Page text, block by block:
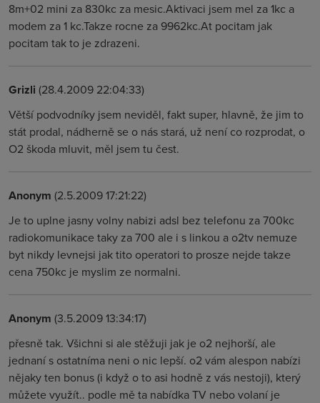
8m+02 mini za 830kc za mesic.Aktivaci jsem mel za 1kc a
modem za 1 kc.Takze rocne za 9962kc.At pocitam jak
pocitam tak to je zdrazeni.
Grizli (28.4.2009 22:04:33)
Větší podvodníky jsem neviděl, fakt super, hlavně, že jim to
stát prodal, nádherně se o nás stará, už není co rozprodat, o
O2 škoda mluvit, měl jsem tu čest.
Anonym (2.5.2009 17:21:22)
Je to uplne jasny volny nabizi adsl bez telefonu za 700kc
radiokomunikace taky za 700 ale i s linkou a o2tv nemuze
byt nikdy levnejsi jak tito operatori to prosze nejde takze
cena 750kc je myslim ze normalni.
Anonym (3.5.2009 13:34:17)
přesně tak. Všichni si ale stěžuji jak je o2 nejhorší, ale
jednaní s ostatníma neni o nic lepší. o2 vám alespon nabízi
nějaky ten bonus (i když o to asi hodně z vás nestoji), který
můžete využít.. podle mě ta nabídka TV nebo volaní je